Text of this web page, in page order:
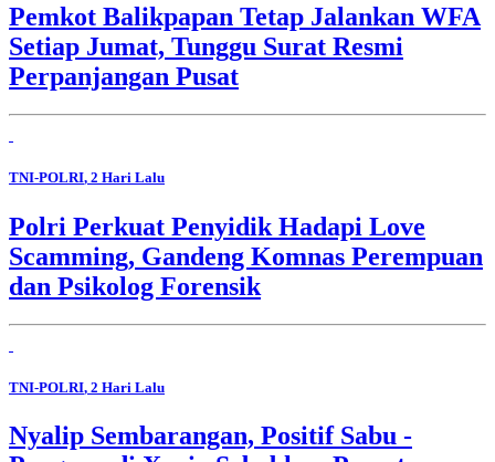
Pemkot Balikpapan Tetap Jalankan WFA
Setiap Jumat, Tunggu Surat Resmi
Perpanjangan Pusat
TNI-POLRI, 2 Hari Lalu
Polri Perkuat Penyidik Hadapi Love
Scamming, Gandeng Komnas Perempuan
dan Psikolog Forensik
TNI-POLRI, 2 Hari Lalu
Nyalip Sembarangan, Positif Sabu -